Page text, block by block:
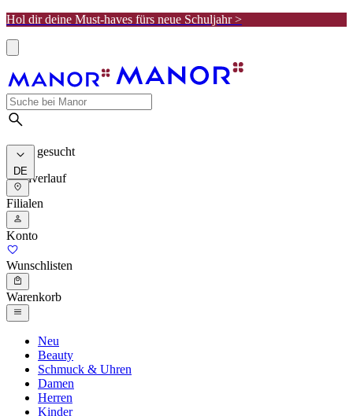
Hol dir deine Must-haves fürs neue Schuljahr >
Meist gesucht
Suchverlauf
DE
Filialen
Konto
Wunschlisten
Warenkorb
Neu
Beauty
Schmuck & Uhren
Damen
Herren
Kinder